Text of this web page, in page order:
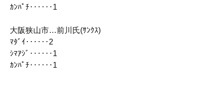
ｶﾝﾊﾟﾁ‥‥‥1
大阪狭山市…前川氏(ｻﾝｸｽ)
ﾏﾀﾞｲ‥‥‥2
ｼﾏｱｼﾞ‥‥‥1
ｶﾝﾊﾟﾁ‥‥‥1